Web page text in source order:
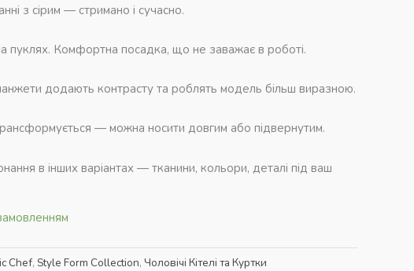
з сірим — стримано і сучасно.
пуклях. Комфортна посадка, що не заважає в роботі.
додають контрасту та роблять модель більш виразною.
— можна носити довгим або підвернутим.
в інших варіантах — тканини, кольори, деталі під ваш
Chef, Style Form Collection, Чоловічі Кітелі та Куртки